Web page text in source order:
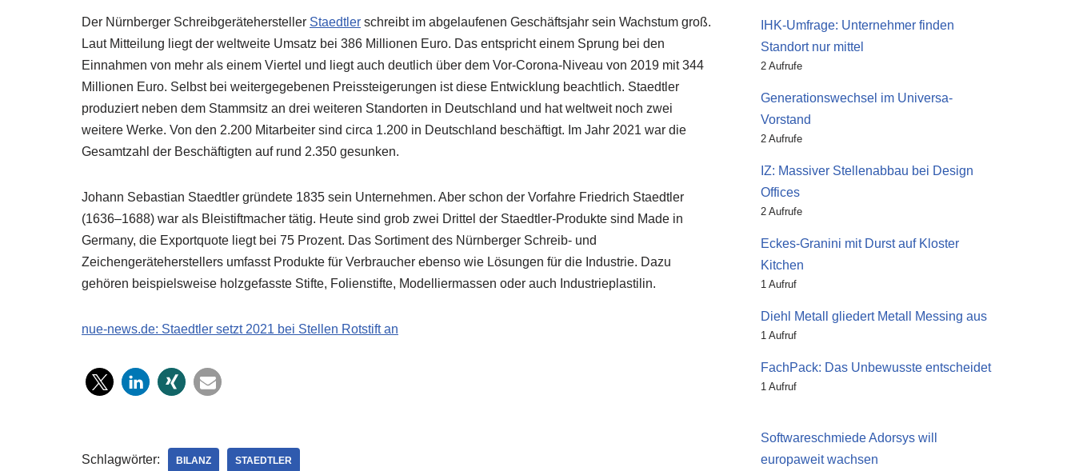
Der Nürnberger Schreibgerätehersteller Staedtler schreibt im abgelaufenen Geschäftsjahr sein Wachstum groß.
Laut Mitteilung liegt der weltweite Umsatz bei 386 Millionen Euro. Das entspricht einem Sprung bei den
Einnahmen von mehr als einem Viertel und liegt auch deutlich über dem Vor-Corona-Niveau von 2019 mit 344
Millionen Euro. Selbst bei weitergegebenen Preissteigerungen ist diese Entwicklung beachtlich. Staedtler
produziert neben dem Stammsitz an drei weiteren Standorten in Deutschland und hat weltweit noch zwei
weitere Werke. Von den 2.200 Mitarbeiter sind circa 1.200 in Deutschland beschäftigt. Im Jahr 2021 war die
Gesamtzahl der Beschäftigten auf rund 2.350 gesunken.
Johann Sebastian Staedtler gründete 1835 sein Unternehmen. Aber schon der Vorfahre Friedrich Staedtler
(1636–1688) war als Bleistiftmacher tätig. Heute sind grob zwei Drittel der Staedtler-Produkte sind Made in
Germany, die Exportquote liegt bei 75 Prozent. Das Sortiment des Nürnberger Schreib- und
Zeichengeräteherstellers umfasst Produkte für Verbraucher ebenso wie Lösungen für die Industrie. Dazu
gehören beispielsweise holzgefasste Stifte, Folienstifte, Modelliermassen oder auch Industrieplastilin.
nue-news.de: Staedtler setzt 2021 bei Stellen Rotstift an
Schlagwörter: BILANZ STAEDTLER
IHK-Umfrage: Unternehmer finden
Standort nur mittel
2 Aufrufe
Generationswechsel im Universa-
Vorstand
2 Aufrufe
IZ: Massiver Stellenabbau bei Design
Offices
2 Aufrufe
Eckes-Granini mit Durst auf Kloster
Kitchen
1 Aufruf
Diehl Metall gliedert Metall Messing aus
1 Aufruf
FachPack: Das Unbewusste entscheidet
1 Aufruf
Softwareschmiede Adorsys will
europaweit wachsen